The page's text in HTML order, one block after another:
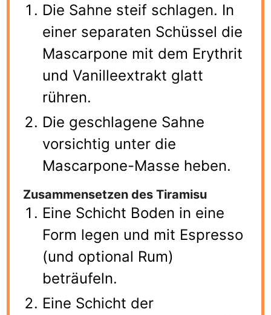
Die Sahne steif schlagen. In
einer separaten Schüssel die
Mascarpone mit dem Erythrit
und Vanilleextrakt glatt
rühren.
Die geschlagene Sahne
vorsichtig unter die
Mascarpone-Masse heben.
Zusammensetzen des Tiramisu
Eine Schicht Boden in eine
Form legen und mit Espresso
(und optional Rum)
beträufeln.
Eine Schicht der